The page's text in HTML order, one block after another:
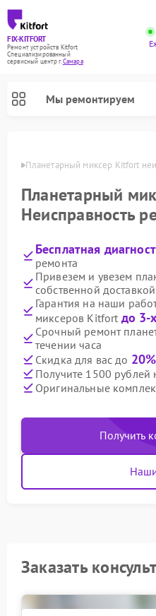
FIX-KITFORT
Ремонт устройств Kitfort
Специализированный
cервисный центр г.Самара
Мы ремонтируем
Планетарный миксер Kitfort
Планетарный
Неисправность
Бесплатная
ремонта
Привезем и увезем
собственной доставкой
Гарантия на наши
миксеров Kitfort до 3-
Срочный ремонт
течении часа
Скидка для вас до 20%
Получите 1500 рублей
Оригинальные
Получить
Заказать